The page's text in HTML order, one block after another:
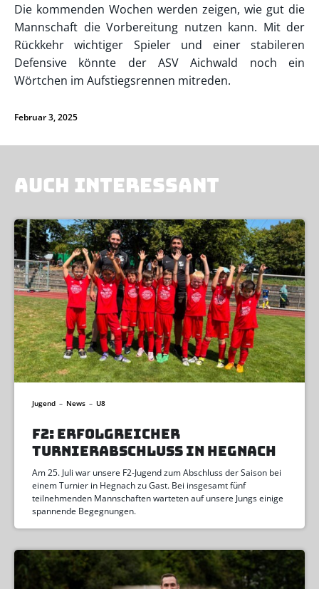
Die kommenden Wochen werden zeigen, wie gut die
Mannschaft die Vorbereitung nutzen kann. Mit der
Rückkehr wichtiger Spieler und einer stabileren
Defensive könnte der ASV Aichwald noch ein
Wörtchen im Aufstiegsrennen mitreden.
Februar 3, 2025
AUCH INTERESSANT
Jugend – News – U8
F2: ERFOLGREICHER
TURNIERABSCHLUSS IN HEGNACH
Am 25. Juli war unsere F2-Jugend zum Abschluss der Saison bei
einem Turnier in Hegnach zu Gast. Bei insgesamt fünf
teilnehmenden Mannschaften warteten auf unsere Jungs einige
spannende Begegnungen.